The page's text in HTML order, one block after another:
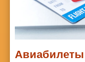
Авиабилеты